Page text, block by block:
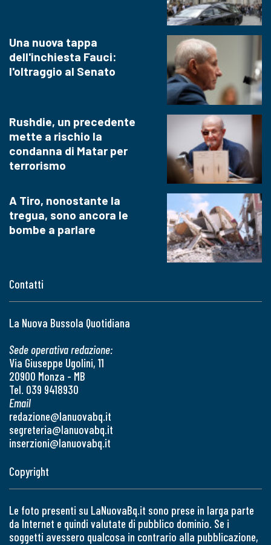
Contatti
La Nuova Bussola Quotidiana
Sede operativa redazione:
Via Giuseppe Ugolini, 11
20900 Monza - MB
Tel. 039 9418930
Email
redazione@lanuovabq.it
segreteria@lanuovabq.it
inserzioni@lanuovabq.it
Una nuova tappa
dell'inchiesta Fauci:
l'oltraggio al Senato
Rushdie, un precedente
mette a rischio la
condanna di Matar per
terrorismo
A Tiro, nonostante la
tregua, sono ancora le
bombe a parlare
Copyright
Le foto presenti su LaNuovaBq.it sono prese in larga parte
da Internet e quindi valutate di pubblico dominio. Se i
soggetti avessero qualcosa in contrario alla pubblicazione,